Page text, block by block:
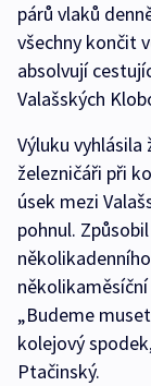
párů vlaků
všechny končit
absolvují
Valašských
Výluku vyhlásila
železničáři při
úsek mezi
pohnul.
„Budeme
kolejový
Ptačinský.